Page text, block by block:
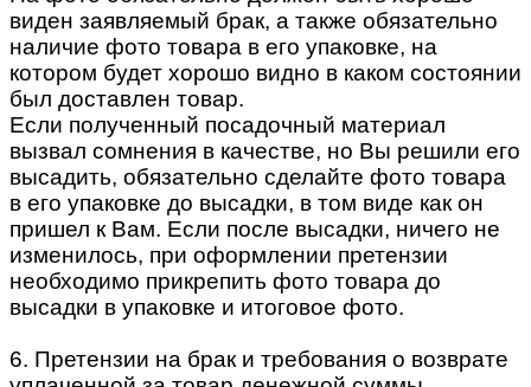
виден заявляемый брак, а также обязательно
наличие фото товара в его упаковке, на
котором будет хорошо видно в каком состоянии
был доставлен товар.
Если полученный посадочный материал
вызвал сомнения в качестве, но Вы решили его
высадить, обязательно сделайте фото товара
в его упаковке до высадки, в том виде как он
пришел к Вам. Если после высадки, ничего не
изменилось, при оформлении претензии
необходимо прикрепить фото товара до
высадки в упаковке и итоговое фото.
6. Претензии на брак и требования о возврате